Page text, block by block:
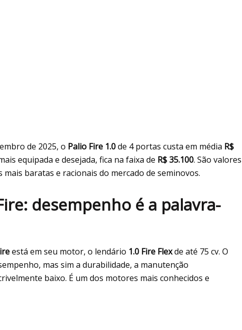
de 2025, o Palio Fire 1.0de 4 portas custa em média R$
equipada e desejada, fica na faixa de R$ 35.100. São valores
mais baratas e racionais do mercado de seminovos.
desempenho é a palavra-
está em seu motor, o lendário 1.0 Fire Flexde até 75 cv. O
mas sim a durabilidade, a manutenção
baixo. É um dos motores mais conhecidos e